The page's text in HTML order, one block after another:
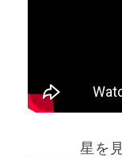
星を